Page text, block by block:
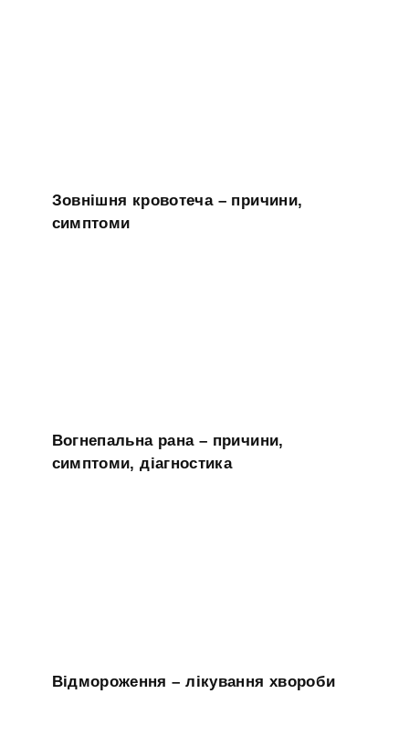
Зовнішня кровотеча – причини,
симптоми
Вогнепальна рана – причини,
симптоми, діагностика
Відмороження – лікування хвороби